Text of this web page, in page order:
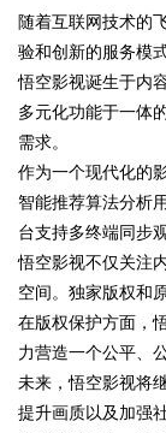
uz
!
随着互联网技术的
验和创新的服务模
悟空影视诞生于内
多元化功能于一体
需求。
作为一个现代化的
智能推荐算法分析
台支持多终端同步
悟空影视不仅关注
空间。独家版权和
在版权保护方面，
力营造一个公平、
未来，悟空影视将
提升画质以及加强
公司董事长陈世超